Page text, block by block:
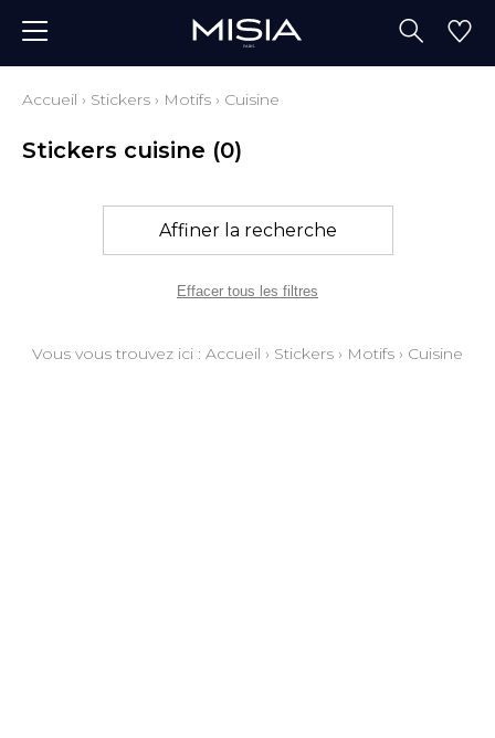
Accueil › Stickers › Motifs › Cuisine
Stickers cuisine (0)
Affiner la recherche
Effacer tous les filtres
Vous vous trouvez ici : Accueil › Stickers › Motifs › Cuisine